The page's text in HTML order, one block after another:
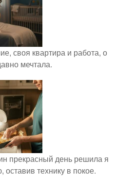
своя квартира и работа, о
мечтала.
прекрасный день решила я
технику в покое.